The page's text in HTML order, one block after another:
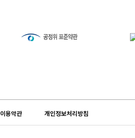
이용약관 개인정보처리방침